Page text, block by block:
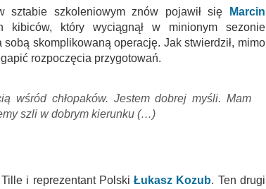
sztabie szkoleniowym znów pojawił się
Marcin
kibiców, który wyciągnął w minionym sezonie
skomplikowaną operację. Jak stwierdził, mimo
rozpoczęcia przygotowań.
wśród chłopaków. Jestem dobrej myśli. Mam
szli w dobrym kierunku (…)
i reprezentant PolskiŁukasz Kozub. Ten drugi